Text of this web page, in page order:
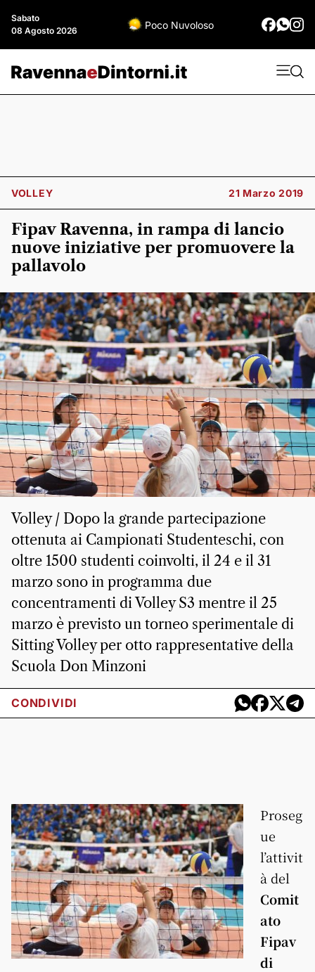
Sabato
08 Agosto 2026
Poco Nuvoloso
VOLLEY 21 Marzo 2019
Fipav Ravenna, in rampa di lancio
nuove iniziative per promuovere la
pallavolo
Volley / Dopo la grande partecipazione
ottenuta ai Campionati Studenteschi, con
oltre 1500 studenti coinvolti, il 24 e il 31
marzo sono in programma due
concentramenti di Volley S3 mentre il 25
marzo è previsto un torneo sperimentale di
Sitting Volley per otto rappresentative della
Scuola Don Minzoni
CONDIVIDI
Proseg
ue
l’attivit
à del
Comit
ato
Fipav
di